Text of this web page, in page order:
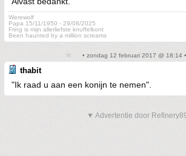
Werewolf
Papa 15/11/1950 - 29/08/2025
Fring is mijn allerliefste knuffelkont
Been haunted by a million screams
• zondag 12 februari 2017 @ 18:14
thabit
"Ik raad u aan een konijn te nemen".
▼ Advertentie door